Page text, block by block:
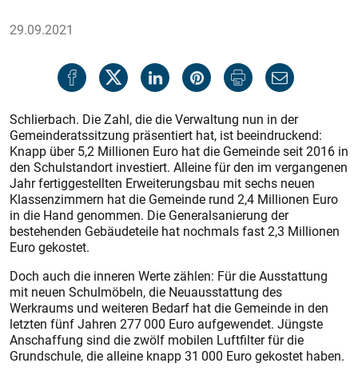
29.09.2021
Schlierbach. Die Zahl, die die Verwaltung nun in der
Gemeinderatssitzung präsentiert hat, ist beeindruckend:
Knapp über 5,2 Millionen Euro hat die Gemeinde seit 2016 in
den Schulstandort investiert. Alleine für den im vergangenen
Jahr fertiggestellten Erweiterungsbau mit sechs neuen
Klassenzimmern hat die Gemeinde rund 2,4 Millionen Euro
in die Hand genommen. Die Generalsanierung der
bestehenden Gebäudeteile hat nochmals fast 2,3 Millionen
Euro gekostet.
Doch auch die inneren Werte zählen: Für die Ausstattung
mit neuen Schulmöbeln, die Neuausstattung des
Werkraums und weiteren Bedarf hat die Gemeinde in den
letzten fünf Jahren 277 000 Euro aufgewendet. Jüngste
Anschaffung sind die zwölf mobilen Luftfilter für die
Grundschule, die alleine knapp 31 000 Euro gekostet haben.